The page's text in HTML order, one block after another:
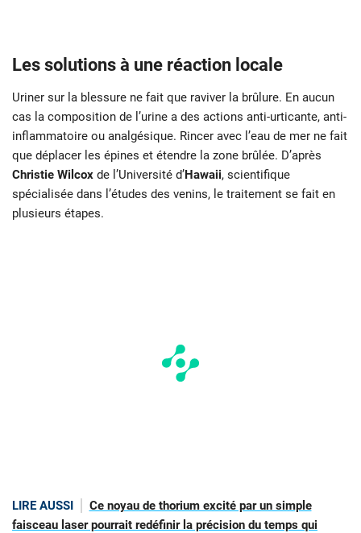
Les solutions à une réaction locale
Uriner sur la blessure ne fait que raviver la brûlure. En aucun
cas la composition de l’urine a des actions anti-urticante, anti-
inflammatoire ou analgésique. Rincer avec l’eau de mer ne fait
que déplacer les épines et étendre la zone brûlée. D’après
Christie Wilcox de l’Université d’Hawaii, scientifique
spécialisée dans l’études des venins, le traitement se fait en
plusieurs étapes.
LIRE AUSSI
Ce noyau de thorium excité par un simple
faisceau laser pourrait redéfinir la précision du temps qui